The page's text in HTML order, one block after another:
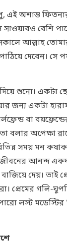
অশান্ত
সাওয়াবও বেশি
আল্লাহ
দেবেন। সে
শুনো। একটা
জন্য একটা
বা
বলার অপেক্ষা
সময় মন
জীবনের আনন্দ
দেয়। তাই
প্রেমের গলি-
লস্ট মডেস্টির‘